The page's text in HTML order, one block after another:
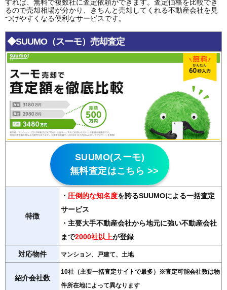
すれば、無料で複数社に査定依頼ができます。査定価格を比較でき
るので売却相場が分かり、きちんと売却してくれる不動産会社を見
つけやすくなる便利なサービスです。
◆SUUMO（スーモ）売却査定
SUUMO(スーモ)
無料査定はこちら >>
特徴
・ 圧倒的な知名度を誇るSUUMOによる一括査定
サービス
・主要大手不動産会社から地元に強い不動産会社
まで2000社以上が登録
対応物件 マンション、戸建て、土地
紹介会社数
10社（主要一括査定サイトで最多）※査定可能会社数は物
件所在地によって異なります